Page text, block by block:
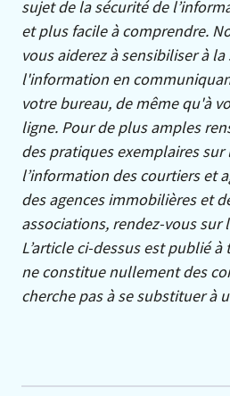
sujet de la sécurité de
et plus facile à comprendre.
vous aiderez à sensibiliser à
l'information en
votre bureau, de même qu'à
ligne. Pour de plus amples
des pratiques exemplaires sur
l’information des courtiers et
des agences immobilières et
associations, rendez-vous sur
L’article ci-dessus est publié
ne constitue nullement des
cherche pas à se substituer à